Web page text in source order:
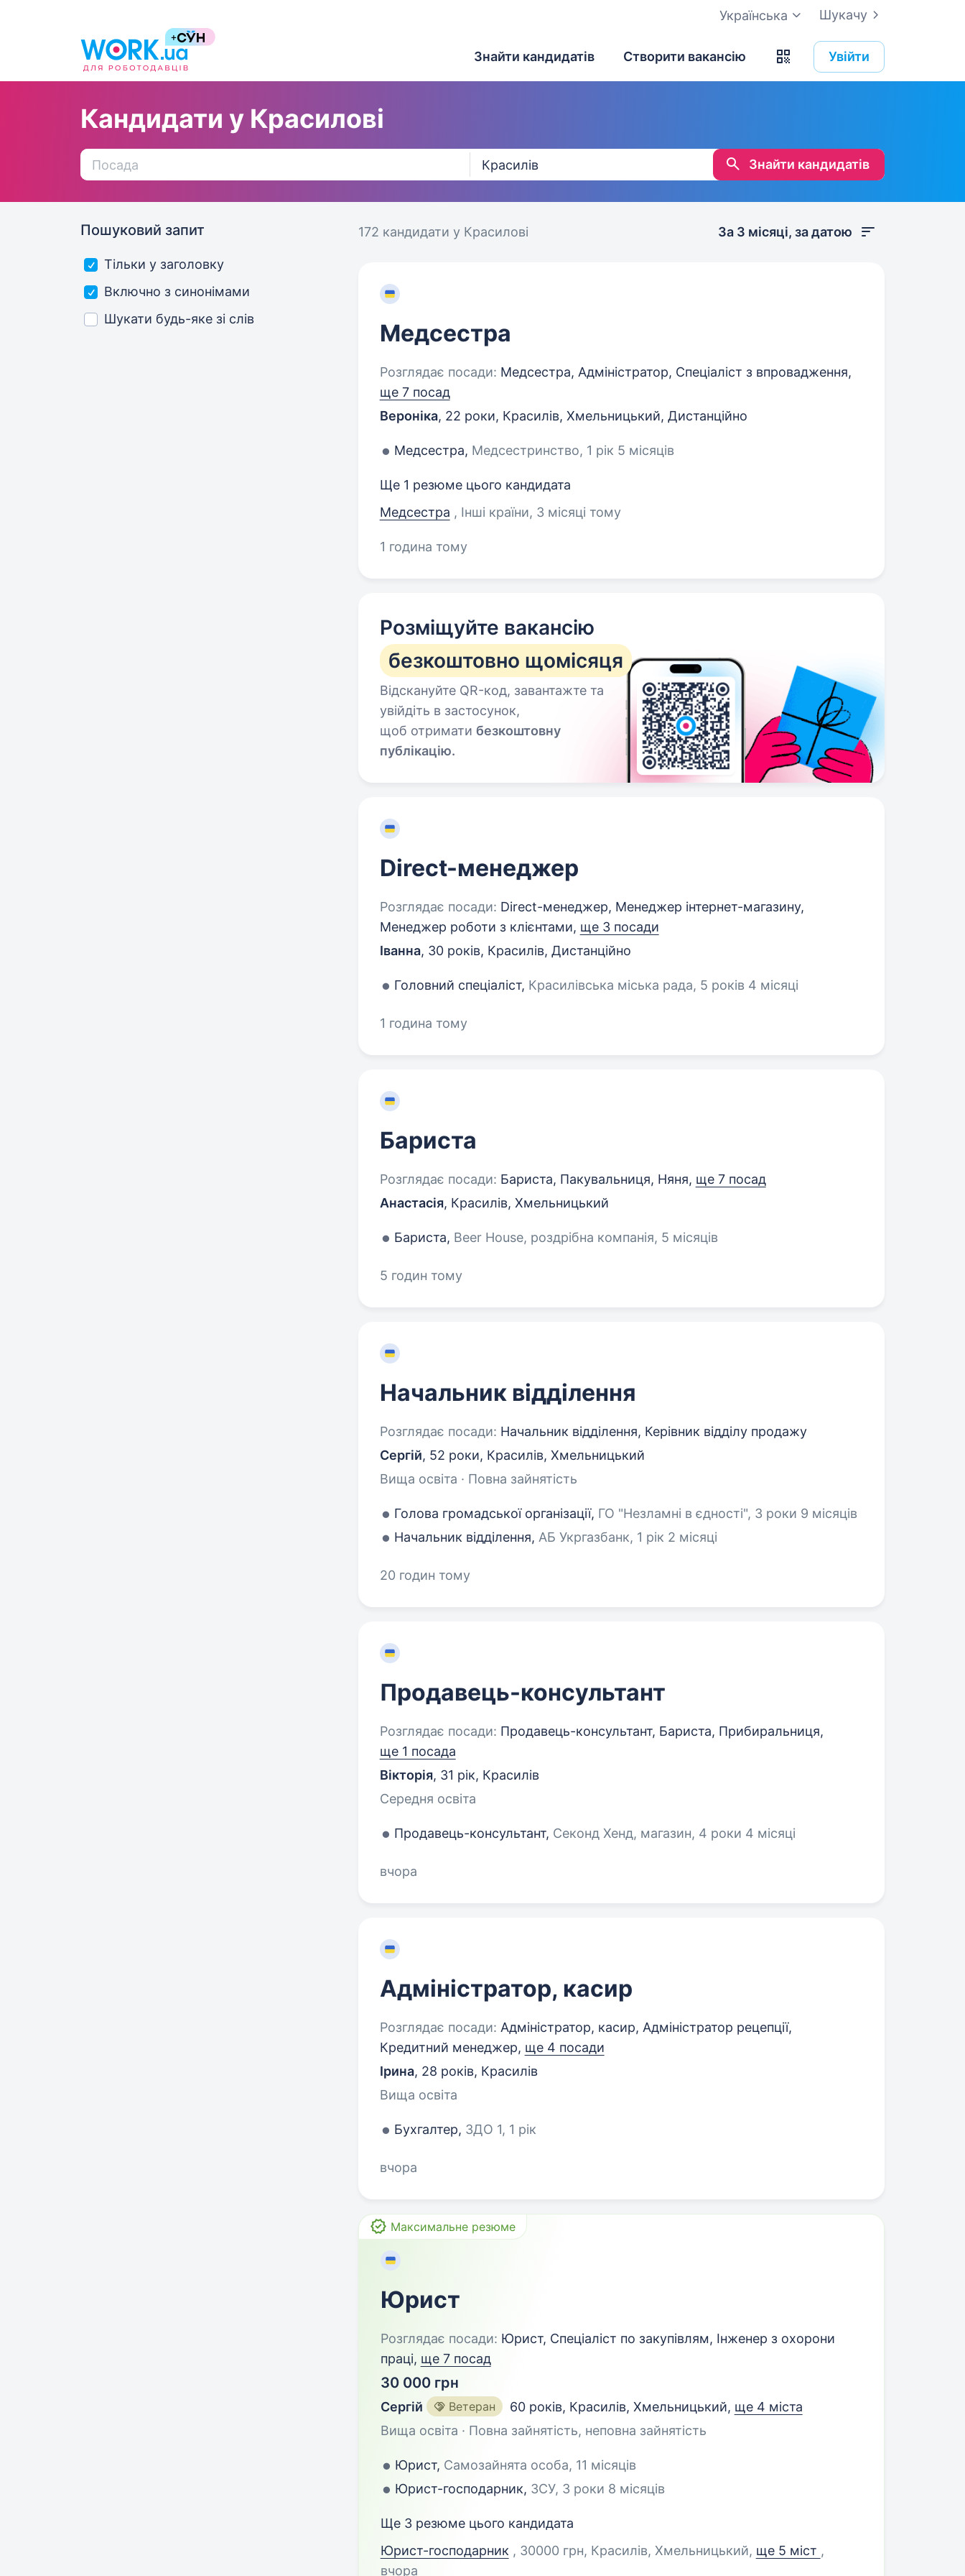
Шукачу
Українська
Знайти кандидатів Створити вакансію Увійти
Кандидати у Красилові
Знайти кандидатів
Пошуковий запит
Тільки у заголовку
Включно з синонімами
Шукати будь-яке зі слів
172 кандидати у Красилові За 3 місяці, за датою
Медсестра
Розглядає посади: Медсестра, Адміністратор, Спеціаліст з впровадження,
ще 7 посад
Вероніка, 22 роки, Красилів, Хмельницький, Дистанційно
Медсестра, Медсестринство, 1 рік 5 місяців
Ще 1 резюме цього кандидата
Медсестра , Інші країни, 3 місяці тому
1 година тому
Розміщуйте вакансію
безкоштовно щомісяця
Відскануйте QR-код, завантажте та
увійдіть в застосунок,
щоб отримати безкоштовну
публікацію.
Direct-менеджер
Розглядає посади: Direct-менеджер, Менеджер інтернет-магазину,
Менеджер роботи з клієнтами, ще 3 посади
Іванна, 30 років, Красилів, Дистанційно
Головний спеціаліст, Красилівська міська рада, 5 років 4 місяці
1 година тому
Бариста
Розглядає посади: Бариста, Пакувальниця, Няня, ще 7 посад
Анастасія, Красилів, Хмельницький
Бариста, Beer House, роздрібна компанія, 5 місяців
5 годин тому
Начальник відділення
Розглядає посади: Начальник відділення, Керівник відділу продажу
Сергій, 52 роки, Красилів, Хмельницький
Вища освіта · Повна зайнятість
Голова громадської організації, ГО "Незламні в єдності", 3 роки 9 місяців
Начальник відділення, АБ Укргазбанк, 1 рік 2 місяці
20 годин тому
Продавець-консультант
Розглядає посади: Продавець-консультант, Бариста, Прибиральниця,
ще 1 посада
Вікторія, 31 рік, Красилів
Середня освіта
Продавець-консультант, Секонд Хенд, магазин, 4 роки 4 місяці
вчора
Адміністратор, касир
Розглядає посади: Адміністратор, касир, Адміністратор рецепції,
Кредитний менеджер, ще 4 посади
Ірина, 28 років, Красилів
Вища освіта
Бухгалтер, ЗДО 1, 1 рік
вчора
Максимальне резюме
Юрист
Розглядає посади: Юрист, Спеціаліст по закупівлям, Інженер з охорони
праці, ще 7 посад
30 000 грн
Сергій Ветеран 60 років, Красилів, Хмельницький, ще 4 міста
Вища освіта · Повна зайнятість, неповна зайнятість
Юрист, Самозайнята особа, 11 місяців
Юрист-господарник, ЗСУ, 3 роки 8 місяців
Ще 3 резюме цього кандидата
Юрист-господарник , 30000 грн, Красилів, Хмельницький, ще 5 міст ,
вчора